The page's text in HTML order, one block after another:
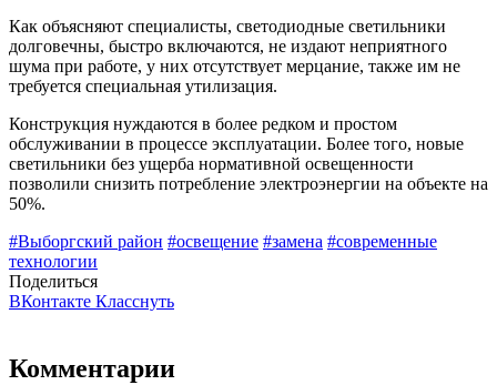
Как объясняют специалисты, светодиодные светильники
долговечны, быстро включаются, не издают неприятного
шума при работе, у них отсутствует мерцание, также им не
требуется специальная утилизация.
Конструкция нуждаются в более редком и простом
обслуживании в процессе эксплуатации. Более того, новые
светильники без ущерба нормативной освещенности
позволили снизить потребление электроэнергии на объекте на
50%.
#Выборгский район #освещение #замена #современные
технологии
Поделиться
ВКонтакте Класснуть
Комментарии